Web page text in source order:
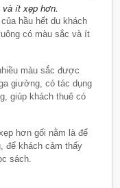
ít xẹp hơn.
hầu hết du khách
có màu sắc và ít
màu sắc được
giường, có tác dụng
giúp khách thuê có
hơn gối nằm là để
để khách cảm thấy
sách.